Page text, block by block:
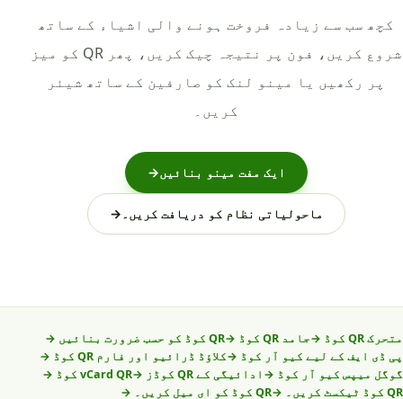
کچھ سب سے زیادہ فروخت ہونے والی اشیاء کے ساتھ
شروع کریں، فون پر نتیجہ چیک کریں، پھر QR کو میز
پر رکھیں یا مینو لنک کو صارفین کے ساتھ شیئر
کریں۔
ایک مفت مینو بنائیں→
ماحولیاتی نظام کو دریافت کریں۔→
متحرک QR کوڈ →جامد QR کوڈ →QR کوڈ کو حسب ضرورت بنائیں
→
پی ڈی ایف کے لیے کیو آر کوڈ →کلاؤڈ ڈرائیو اور فارم QR کوڈ
→
گوگل میپس کیو آر کوڈ → ادائیگی کے QR کوڈز →vCard QR کوڈ
→
QR کوڈ ٹیکسٹ کریں۔
→QR کوڈ کو ای میل کریں۔ →